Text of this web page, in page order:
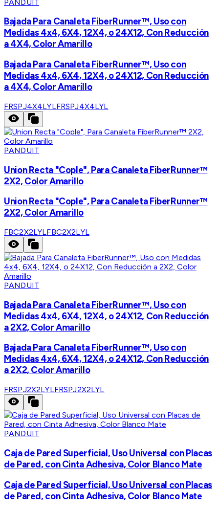
PANDUIT
Bajada Para Canaleta FiberRunner™, Uso con
Medidas 4x4, 6X4, 12X4, o 24X12, Con Reducción
a 4X4, Color Amarillo
Bajada Para Canaleta FiberRunner™, Uso con
Medidas 4x4, 6X4, 12X4, o 24X12, Con Reducción
a 4X4, Color Amarillo
FRSPJ4X4LYLFRSPJ4X4LYL
PANDUIT
Union Recta "Cople", Para Canaleta FiberRunner™
2X2, Color Amarillo
Union Recta "Cople", Para Canaleta FiberRunner™
2X2, Color Amarillo
FBC2X2LYLFBC2X2LYL
PANDUIT
Bajada Para Canaleta FiberRunner™, Uso con
Medidas 4x4, 6X4, 12X4, o 24X12, Con Reducción
a 2X2, Color Amarillo
Bajada Para Canaleta FiberRunner™, Uso con
Medidas 4x4, 6X4, 12X4, o 24X12, Con Reducción
a 2X2, Color Amarillo
FRSPJ2X2LYLFRSPJ2X2LYL
PANDUIT
Caja de Pared Superficial, Uso Universal con Placas
de Pared, con Cinta Adhesiva, Color Blanco Mate
Caja de Pared Superficial, Uso Universal con Placas
de Pared, con Cinta Adhesiva, Color Blanco Mate